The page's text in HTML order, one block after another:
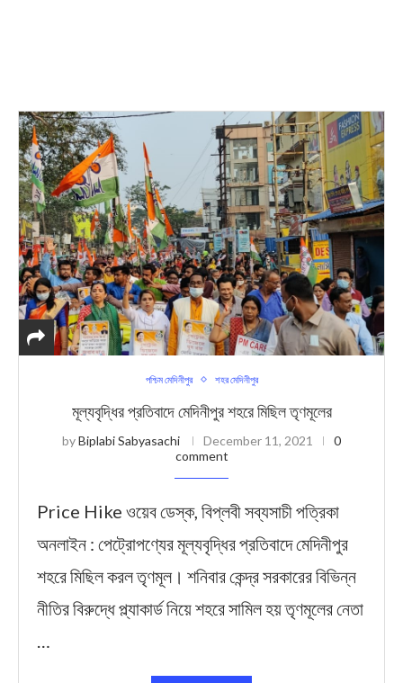
পশ্চিম মেদিনীপুর শহর মেদিনীপুর
মূল্যবৃদ্ধির প্রতিবাদে মেদিনীপুর শহরে মিছিল তৃণমূলের
byBiplabi Sabyasachi December 11, 2021
0
comment
Price Hike ওয়েব ডেস্ক, বিপ্লবী সব্যসাচী পত্রিকা
অনলাইন : পেট্রোপণ্যের মূল্যবৃদ্ধির প্রতিবাদে মেদিনীপুর
শহরে মিছিল করল তৃণমূল। শনিবার কেন্দ্র সরকারের বিভিন্ন
নীতির বিরুদ্ধে প্ল্যাকার্ড নিয়ে শহরে সামিল হয় তৃণমূলের নেতা
…